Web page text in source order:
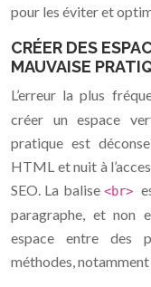
pour les éviter et
CRÉER DES
MAUVAISE
L’erreur la plus
créer un espace
pratique est
HTML et nuit à
SEO. La balise <br>
paragraphe, et non
espace entre des
méthodes, notamment